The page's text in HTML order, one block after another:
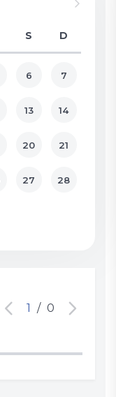
S D
6 7
13 14
20 21
27 28
1 / 0